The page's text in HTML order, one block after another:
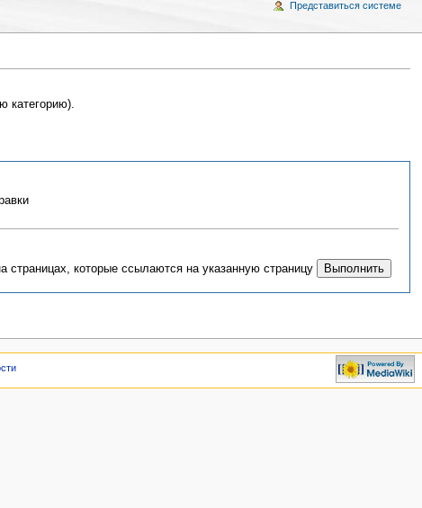
категорию).
страницах, которые ссылаются на указанную страницу
Представиться системе